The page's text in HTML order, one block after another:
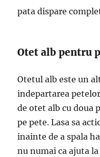
pata dispare
Otet alb pentru
Otetul alb este un
indepartarea
de otet alb cu doua
pe pete. Lasa sa
inainte de a spala
nu numai ca ajuta